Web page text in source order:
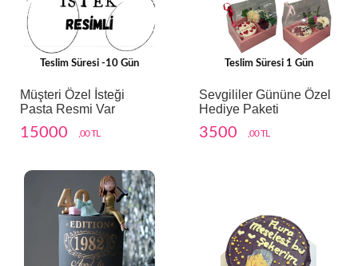
Teslim Süresi -10 Gün
Müşteri Özel İsteği
Pasta Resmi Var
15000 ,00 TL
Teslim Süresi 1 Gün
Sevgililer Gününe Özel
Hediye Paketi
3500 ,00 TL